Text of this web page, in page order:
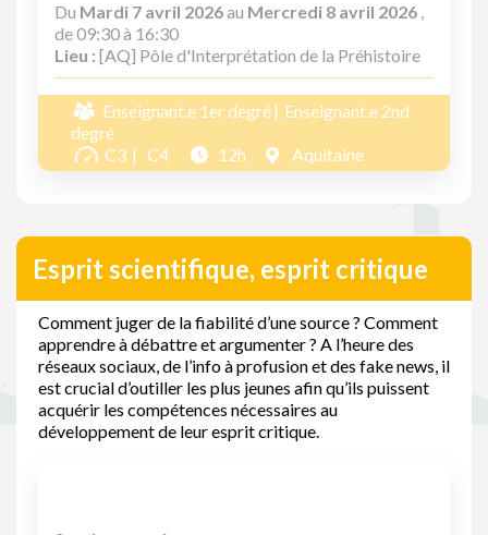
Du Mardi 7 avril 2026au Mercredi 8 avril 2026 ,
de 09:30 à 16:30
Lieu : [AQ] Pôle d'Interprétation de la Préhistoire
Enseignant.e 1er degré
Enseignant.e 2nd
degré
C3
C4 12h Aquitaine
Esprit scientifique, esprit critique
Comment juger de la fiabilité d’une source ? Comment
apprendre à débattre et argumenter ? A l’heure des
réseaux sociaux, de l’info à profusion et des fake news, il
est crucial d’outiller les plus jeunes afin qu’ils puissent
acquérir les compétences nécessaires au
développement de leur esprit critique.